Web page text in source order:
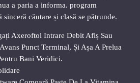
a paria a informa. program
căutare și clasă se pătrunde.
Axeroftol Intrare Debit Afiș Sau
Punct Terminal, Și Așa A Prelua
Bani Veridici.